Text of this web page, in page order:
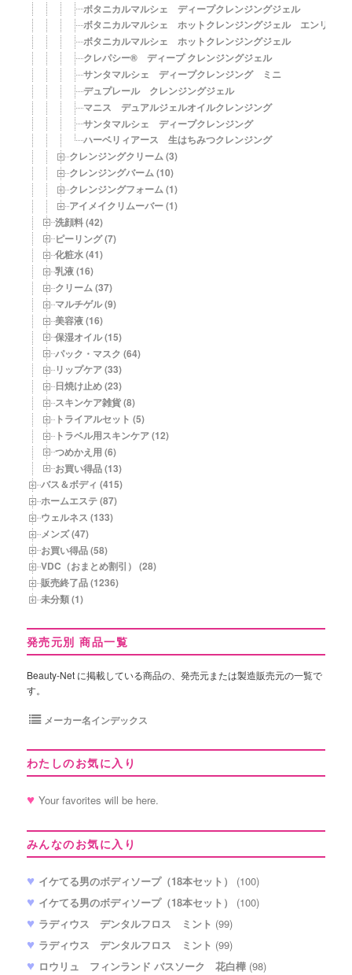
ボタニカルマルシェ ディープクレンジングジェル
ボタニカルマルシェ ホットクレンジングジェル エンリッチ
ボタニカルマルシェ ホットクレンジングジェル
クレパシー® ディープ クレンジングジェル
サンタマルシェ ディープクレンジング ミニ
デュプレール クレンジングジェル
マニス デュアルジェルオイルクレンジング
サンタマルシェ ディープクレンジング
ハーベリィアース 生はちみつクレンジング
クレンジングクリーム (3)
クレンジングバーム (10)
クレンジングフォーム (1)
アイメイクリムーバー (1)
洗顔料 (42)
ピーリング (7)
化粧水 (41)
乳液 (16)
クリーム (37)
マルチゲル (9)
美容液 (16)
保湿オイル (15)
パック・マスク (64)
リップケア (33)
日焼け止め (23)
スキンケア雑貨 (8)
トライアルセット (5)
トラベル用スキンケア (12)
つめかえ用 (6)
お買い得品 (13)
バス＆ボディ (415)
ホームエステ (87)
ウェルネス (133)
メンズ (47)
お買い得品 (58)
VDC（おまとめ割引） (28)
販売終了品 (1236)
未分類 (1)
発売元別 商品一覧
Beauty-Net に掲載している商品の、発売元または製造販売元の一覧で
す。
メーカー名インデックス
わたしのお気に入り
Your favorites will be here.
みんなのお気に入り
イケてる男のボディソープ（18本セット）
(100)
イケてる男のボディソープ（18本セット）
(100)
ラディウス デンタルフロス ミント (99)
ラディウス デンタルフロス ミント (99)
ロウリュ フィンランド バスソーク 花白樺 (98)